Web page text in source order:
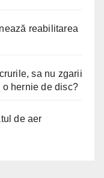
reabilitarea
sa nu zgarii
o hernie de disc?
de aer